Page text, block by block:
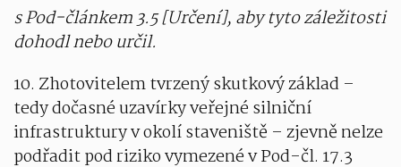
s Pod-článkem 3.5 [Určení], aby tyto záležitosti
dohodl nebo určil.
10. Zhotovitelem tvrzený skutkový základ –
tedy dočasné uzavírky veřejné silniční
infrastruktury v okolí staveniště – zjevně nelze
podřadit pod riziko vymezené v Pod-čl. 17.3